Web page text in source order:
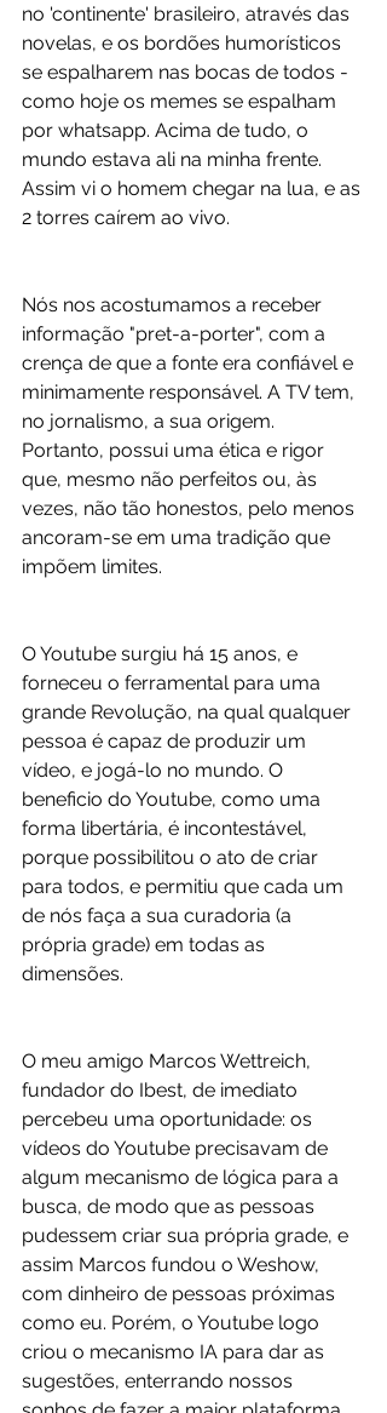
no 'continente' brasileiro, através das
novelas, e os bordões humorísticos
se espalharem nas bocas de todos -
como hoje os memes se espalham
por whatsapp. Acima de tudo, o
mundo estava ali na minha frente.
Assim vi o homem chegar na lua, e as
2 torres caírem ao vivo.
Nós nos acostumamos a receber
informação "pret-a-porter", com a
crença de que a fonte era confiável e
minimamente responsável. A TV tem,
no jornalismo, a sua origem.
Portanto, possui uma ética e rigor
que, mesmo não perfeitos ou, às
vezes, não tão honestos, pelo menos
ancoram-se em uma tradição que
impõem limites.
O Youtube surgiu há 15 anos, e
forneceu o ferramental para uma
grande Revolução, na qual qualquer
pessoa é capaz de produzir um
vídeo, e jogá-lo no mundo. O
beneficio do Youtube, como uma
forma libertária, é incontestável,
porque possibilitou o ato de criar
para todos, e permitiu que cada um
de nós faça a sua curadoria (a
própria grade) em todas as
dimensões.
O meu amigo Marcos Wettreich,
fundador do Ibest, de imediato
percebeu uma oportunidade: os
vídeos do Youtube precisavam de
algum mecanismo de lógica para a
busca, de modo que as pessoas
pudessem criar sua própria grade, e
assim Marcos fundou o Weshow,
com dinheiro de pessoas próximas
como eu. Porém, o Youtube logo
criou o mecanismo IA para dar as
sugestões, enterrando nossos